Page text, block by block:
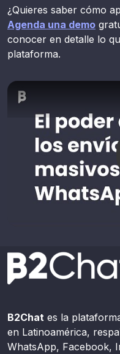
¿Quieres saber cómo
Agenda una demo
conocer en detalle lo
plataforma.
B2Chat es la
en Latinoamérica,
WhatsApp, Facebook,